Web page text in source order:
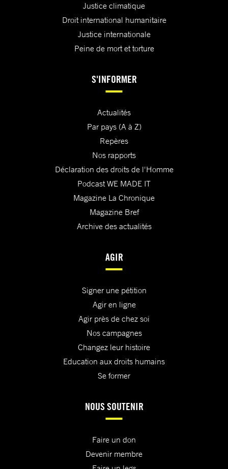
Justice climatique
Droit international humanitaire
Justice internationale
Peine de mort et torture
S'INFORMER
Actualités
Par pays (A à Z)
Repères
Nos rapports
Déclaration des droits de l'Homme
Podcast WE MADE IT
Magazine La Chronique
Magazine Bref
Archive des actualités
AGIR
Signer une pétition
Agir en ligne
Agir près de chez soi
Nos campagnes
Changez leur histoire
Education aux droits humains
Se former
NOUS SOUTENIR
Faire un don
Devenir membre